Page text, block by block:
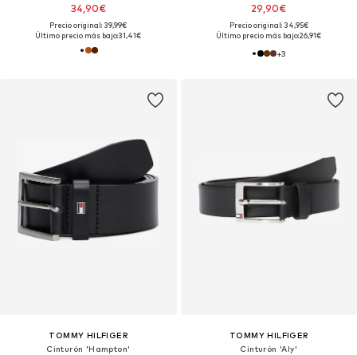
34,90€
Precio original: 39,99€
Último precio más bajo:31,41€
29,90€
Precio original: 34,95€
Último precio más bajo:26,91€
+3
TOMMY HILFIGER
Cinturón 'Hampton'
TOMMY HILFIGER
Cinturón 'Aly'